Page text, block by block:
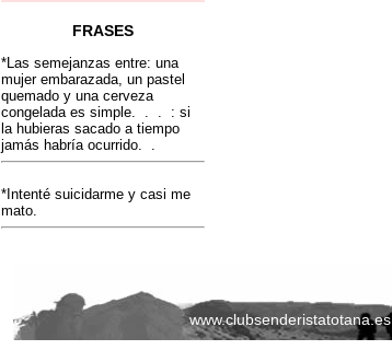
FRASES
*Las semejanzas entre: una
mujer embarazada, un pastel
quemado y una cerveza
congelada es simple. . . : si
la hubieras sacado a tiempo
jamás habría ocurrido. .
*Intenté suicidarme y casi me
mato.
www.clubsenderistatotana.es